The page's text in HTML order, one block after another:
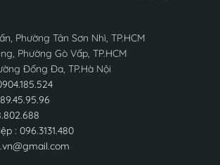
Phường Tân Sơn Nhì, TP.HCM
Phường Gò Vấp, TP.HCM
Đống Đa, TP.Hà Nội
: 096.3131.480